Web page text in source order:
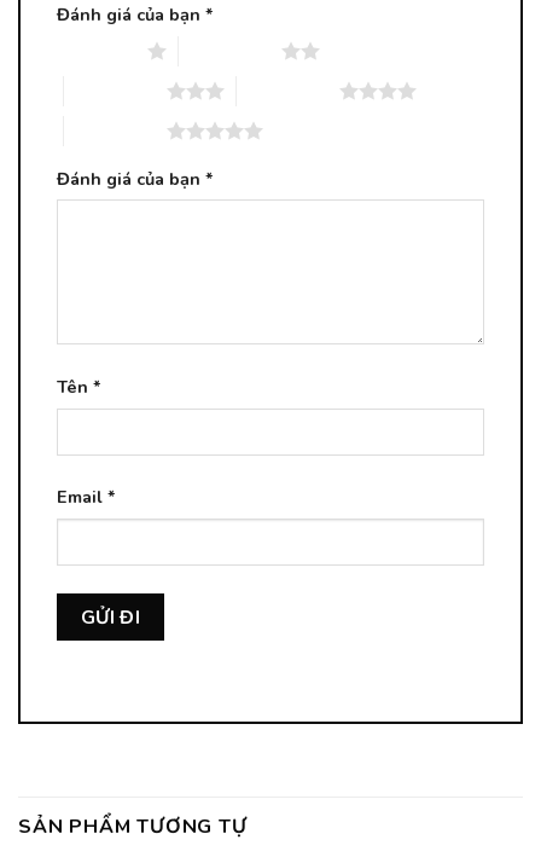
Đánh giá của bạn *
Đánh giá của bạn *
Tên *
Email *
SẢN PHẨM TƯƠNG TỰ